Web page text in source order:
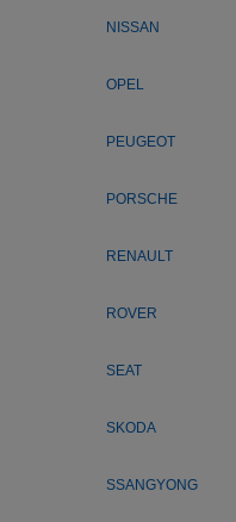
NISSAN
OPEL
PEUGEOT
PORSCHE
RENAULT
ROVER
SEAT
SKODA
SSANGYONG